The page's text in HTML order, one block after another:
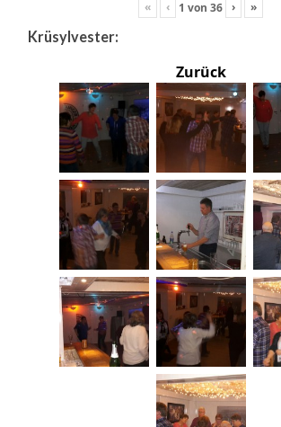
« ‹ 1 von36 › »
Krüsylvester:
Zurück